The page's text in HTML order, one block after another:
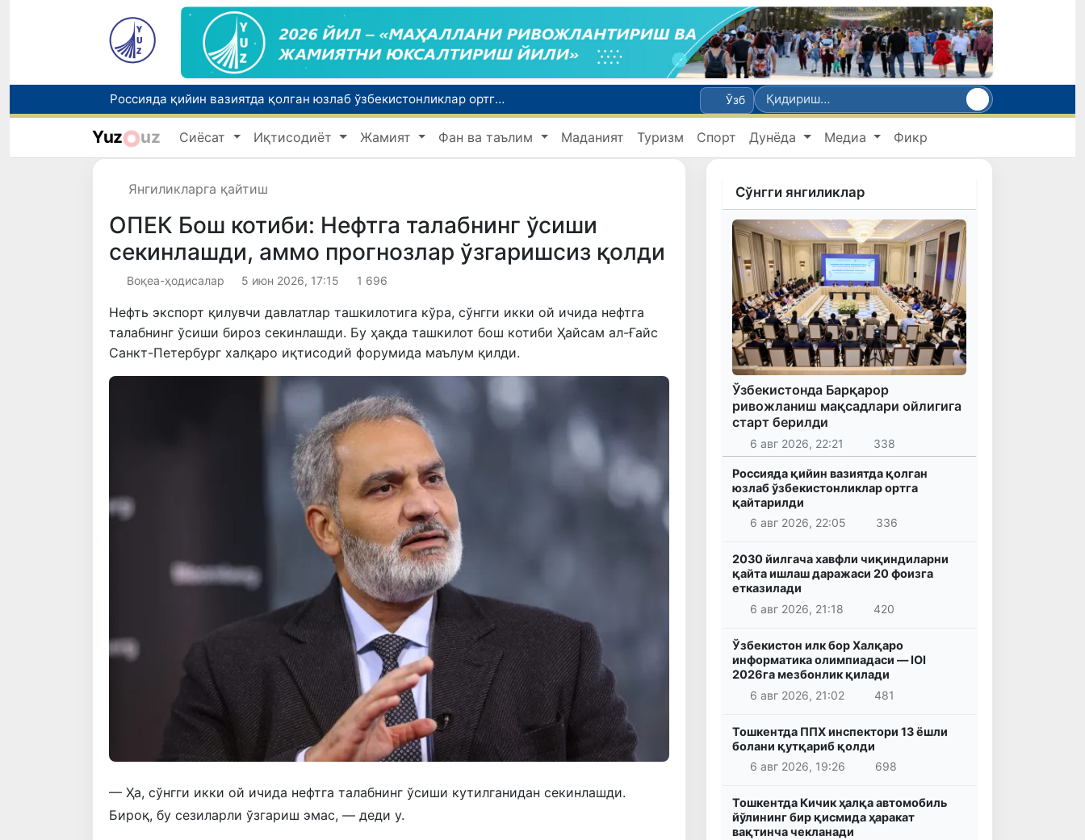
Россияда қийин вазиятда қолган юзлаб ўзбекистонликлар ортга қайтарилди
2030 йилгача хавфли чиқиндиларни қайта ишлаш даражаси 20 фоизга етказилади
Ўзбекистон илк бор Халқаро информатика олимпиадаси — IOI 2026га мезбонлик қилади
Ўзб
Yuz uz Сиёсат Иқтисодиёт Жамият Фан ва таълим Маданият Туризм Спорт Дунёда Медиа Фикр
Янгиликларга қайтиш
ОПEК Бош котиби: Нефтга талабнинг ўсиши
секинлашди, аммо прогнозлар ўзгаришсиз қолди
Воқеа-ҳодисалар 5 июн 2026, 17:15 1 696
Нефть экспорт қилувчи давлатлар ташкилотига кўра, сўнгги икки ой ичида нефтга
талабнинг ўсиши бироз секинлашди. Бу ҳақда ташкилот бош котиби Ҳайсам ал-Ғайс
Санкт-Петербург халқаро иқтисодий форумида маълум қилди.
— Ҳа, сўнгги икки ой ичида нефтга талабнинг ўсиши кутилганидан секинлашди.
Бироқ, бу сезиларли ўзгариш эмас, — деди у.
Сўнгги янгиликлар
Ўзбекистонда Барқарор
ривожланиш мақсадлари ойлигига
старт берилди
6 авг 2026, 22:21 338
Россияда қийин вазиятда қолган
юзлаб ўзбекистонликлар ортга
қайтарилди
6 авг 2026, 22:05
336
2030 йилгача хавфли чиқиндиларни
қайта ишлаш даражаси 20 фоизга
етказилади
6 авг 2026, 21:18
420
Ўзбекистон илк бор Халқаро
информатика олимпиадаси — IOI
2026га мезбонлик қилади
6 авг 2026, 21:02
481
Тошкентда ППХ инспектори 13 ёшли
болани қутқариб қолди
6 авг 2026, 19:26
698
Тошкентда Кичик ҳалқа автомобиль
йўлининг бир қисмида ҳаракат
вақтинча чекланади